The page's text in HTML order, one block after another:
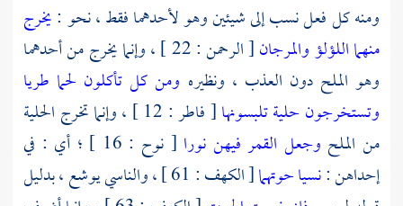
ومنه كل فعل نسب إلى شيئين وهو لأحدهما فقط ، نحو :يخرج
منهما اللؤلؤ والمرجان
[ الرحمن : 22 ] ، وإنما يخرج من أحدهما
وهو الملح دون العذب ، ونظيره ومن كل تأكلون لحما طريا
وتستخرجون حلية تلبسونها
[ فاطر : 12 ] ، وإنما تخرج الحلية
من الملح وجعل القمر فيهن نورا
[ نوح : 16 ] ؛ أي : في
إحداهن :نسيا حوتهما[ الكهف : 61 ] ، والناسي يوشع، بدليل